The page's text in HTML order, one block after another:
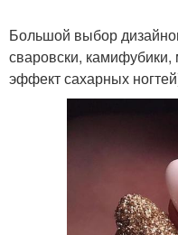
Большой выбор
сваровски,
эффект сахарных